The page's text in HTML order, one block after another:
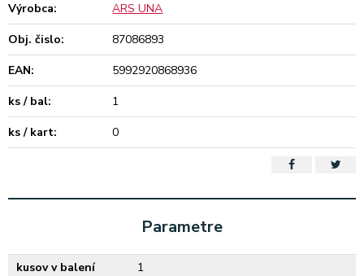
Výrobca:
ARS UNA
Obj. čislo:
87086893
EAN:
5992920868936
ks / bal:
1
ks / kart:
0
Parametre
kusov v balení
1